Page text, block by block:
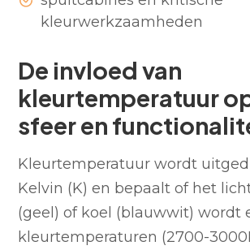
kleurwerkzaamheden
De invloed van
kleurtemperatuur
sfeer en
Kleurtemperatuur wordt
Kelvin (K) en bepaalt of het
(geel) of koel (blauwwit) wordt
kleurtemperaturen (2700-